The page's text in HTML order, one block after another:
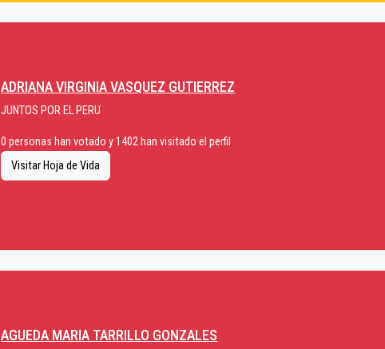
ADRIANA VIRGINIA VASQUEZ GUTIERREZ
JUNTOS POR EL PERU
0 personas han votado y 1402 han visitado el perfil
Visitar Hoja de Vida
AGUEDA MARIA TARRILLO GONZALES